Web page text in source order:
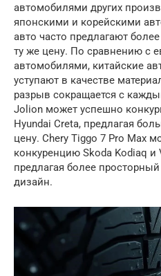
автомобилями других
японскими и корейскими
авто часто предлагают
ту же цену. По сравнению с
автомобилями, китайские
уступают в качестве
разрыв сокращается с
Jolion может успешно
Hyundai Creta, предлагая
цену. Chery Tiggo 7 Pro Max
конкуренцию Skoda Kodiaq и
предлагая более
дизайн.